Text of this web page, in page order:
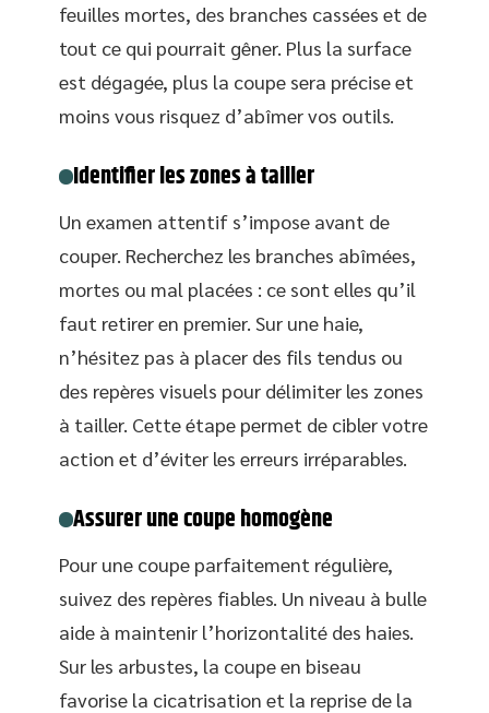
feuilles mortes, des branches cassées et de
tout ce qui pourrait gêner. Plus la surface
est dégagée, plus la coupe sera précise et
moins vous risquez d’abîmer vos outils.
Identifier les zones à tailler
Un examen attentif s’impose avant de
couper. Recherchez les branches abîmées,
mortes ou mal placées : ce sont elles qu’il
faut retirer en premier. Sur une haie,
n’hésitez pas à placer des fils tendus ou
des repères visuels pour délimiter les zones
à tailler. Cette étape permet de cibler votre
action et d’éviter les erreurs irréparables.
Assurer une coupe homogène
Pour une coupe parfaitement régulière,
suivez des repères fiables. Un niveau à bulle
aide à maintenir l’horizontalité des haies.
Sur les arbustes, la coupe en biseau
favorise la cicatrisation et la reprise de la